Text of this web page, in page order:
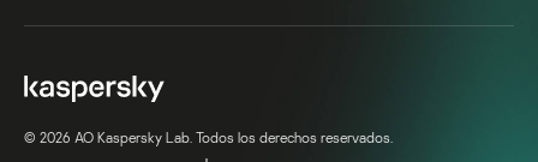
© 2026 AO Kaspersky Lab. Todos los derechos reservados.